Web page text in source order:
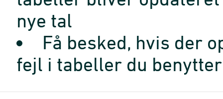
nye tal
Få besked, hvis der
fejl i tabeller du benytter